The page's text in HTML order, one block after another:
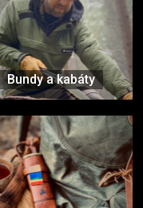
Bundy a kabáty